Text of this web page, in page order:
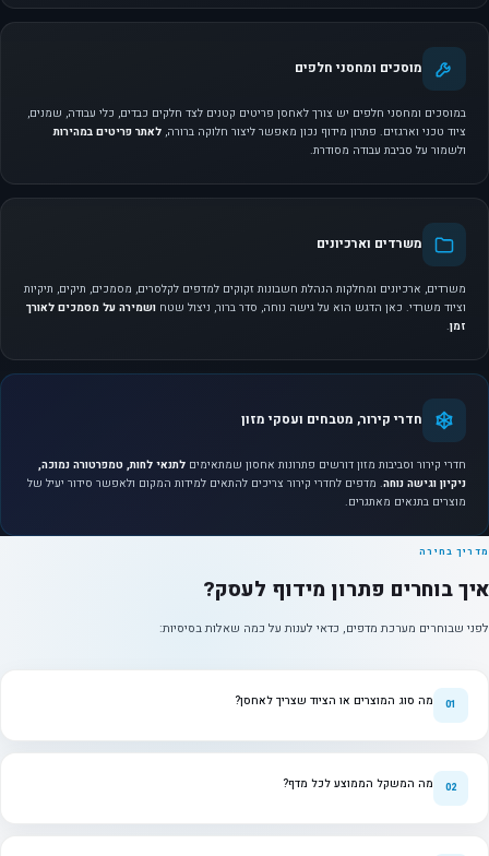
מוסכים ומחסני חלפים
במוסכים ומחסני חלפים יש צורך לאחסן פריטים קטנים לצד חלקים כבדים, כלי עבודה, שמנים,
ציוד טכני וארגזים. פתרון מידוף נכון מאפשר ליצור חלוקה ברורה, לאתר פריטים במהירות
ולשמור על סביבת עבודה מסודרת.
משרדים וארכיונים
משרדים, ארכיונים ומחלקות הנהלת חשבונות זקוקים למדפים לקלסרים, מסמכים, תיקים, תיקיות
וציוד משרדי. כאן הדגש הוא על גישה נוחה, סדר ברור, ניצול שטח ושמירה על מסמכים לאורך
זמן.
חדרי קירור, מטבחים ועסקי מזון
חדרי קירור וסביבות מזון דורשים פתרונות אחסון שמתאימים לתנאי לחות, טמפרטורה נמוכה,
ניקיון וגישה נוחה. מדפים לחדרי קירור צריכים להתאים למידות המקום ולאפשר סידור יעיל של
מוצרים בתנאים מאתגרים.
מדריך בחירה
איך בוחרים פתרון מידוף לעסק?
לפני שבוחרים מערכת מדפים, כדאי לענות על כמה שאלות בסיסיות:
מה סוג המוצרים או הציוד שצריך לאחסן?
מה המשקל הממוצע לכל מדף?